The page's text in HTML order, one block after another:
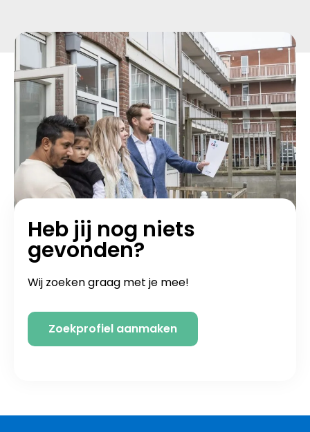
Heb jij nog niets
gevonden?
Wij zoeken graag met je mee!
Zoekprofiel aanmaken